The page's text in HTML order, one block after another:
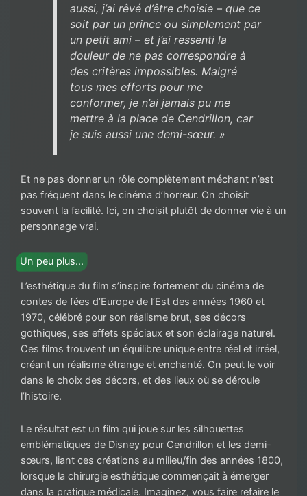
aussi, j’ai rêvé d’être choisie – que ce
soit par un prince ou simplement par
un petit ami – et j’ai ressenti la
douleur de ne pas correspondre à
des critères impossibles. Malgré
tous mes efforts pour me
conformer, je n’ai jamais pu me
mettre à la place de Cendrillon, car
je suis aussi une demi-sœur. »
Et ne pas donner un rôle complètement méchant n’est
pas fréquent dans le cinéma d’horreur. On choisit
souvent la facilité. Ici, on choisit plutôt de donner vie à un
personnage vrai.
Un peu plus…
L’esthétique du film s’inspire fortement du cinéma de
contes de fées d’Europe de l’Est des années 1960 et
1970, célébré pour son réalisme brut, ses décors
gothiques, ses effets spéciaux et son éclairage naturel.
Ces films trouvent un équilibre unique entre réel et irréel,
créant un réalisme étrange et enchanté. On peut le voir
dans le choix des décors, et des lieux où se déroule
l’histoire.
Le résultat est un film qui joue sur les silhouettes
emblématiques de Disney pour Cendrillon et les demi-
sœurs, liant ces créations au milieu/fin des années 1800,
lorsque la chirurgie esthétique commençait à émerger
dans la pratique médicale. Imaginez, vous faire refaire le